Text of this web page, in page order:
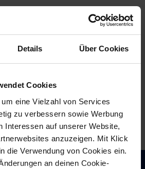
Details Über Cookies
Cookies
eine Vielzahl von Services
zu verbessern sowie Werbung
Interessen auf unserer Website,
anzuzeigen. Mit Klick
die Verwendung von Cookies ein.
an deinen Cookie-
Gorenje:
Interview